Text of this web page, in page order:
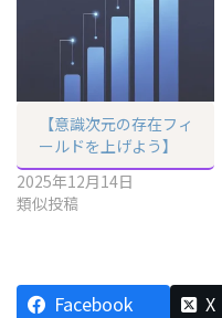
【意識次元の存在フィ
ールドを上げよう】
2025年12月14日
類似投稿
Facebook X